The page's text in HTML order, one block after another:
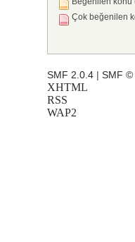
Çok beğenilen
SMF 2.0.4 |SMF ©
XHTML
RSS
WAP2